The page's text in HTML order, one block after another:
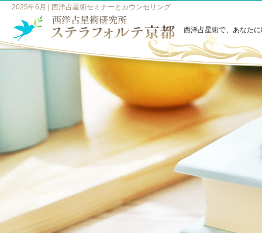
2025年6月 | 西洋占星術セミナーとカウンセリング
西洋占星術で、あなた